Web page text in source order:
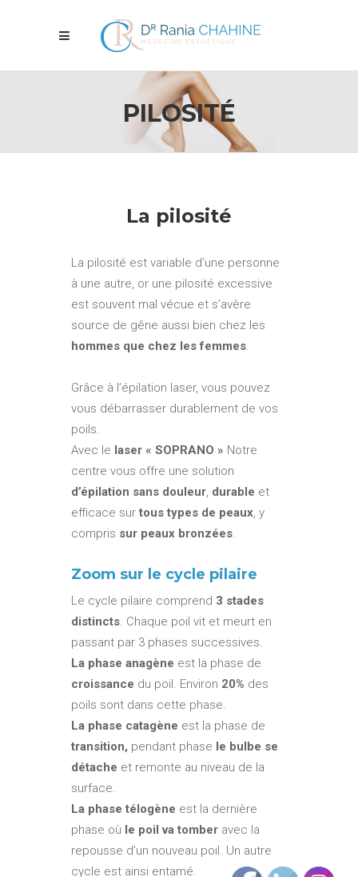
PILOSITÉ
La pilosité
La pilosité est variable d’une personne
à une autre, or une pilosité excessive
est souvent mal vécue et s’avère
source de gêne aussi bien chez les
hommes que chez les femmes.
Grâce à l’épilation laser, vous pouvez
vous débarrasser durablement de vos
poils.
Avec le laser « SOPRANO » Notre
centre vous offre une solution
d’épilation sans douleur, durable et
efficace sur tous types de peaux, y
compris sur peaux bronzées.
Zoom sur le cycle pilaire
Le cycle pilaire comprend 3 stades
distincts. Chaque poil vit et meurt en
passant par 3 phases successives.
La phase anagène est la phase de
croissance du poil. Environ 20% des
poils sont dans cette phase.
La phase catagène est la phase de
transition, pendant phase le bulbe se
détache et remonte au niveau de la
surface.
La phase télogène est la dernière
phase où le poil va tomber avec la
repousse d’un nouveau poil. Un autre
cycle est ainsi entamé.